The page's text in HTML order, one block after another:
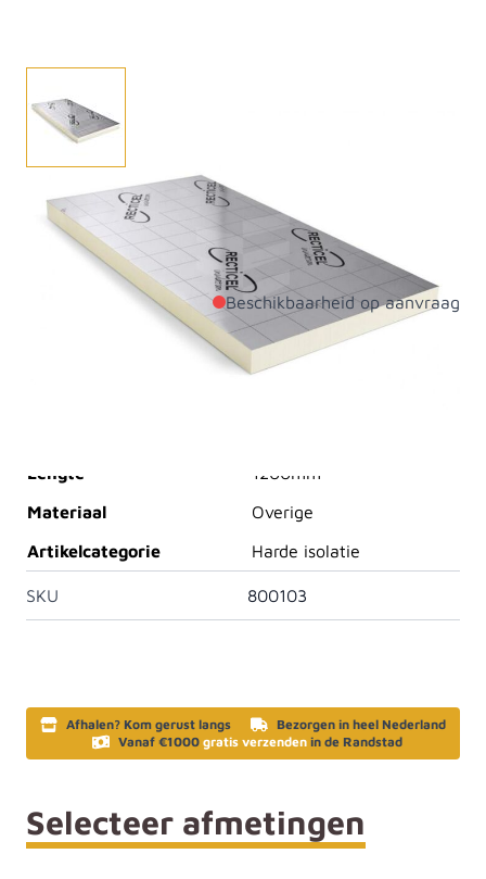
Recticel Eurothane Silver 30 mm (60x120 cm) is een
PIR-isolatieplaat met hoge isolatiewaarde voor
efficiënt isoleren met minimale opbouwhoogte.
Beschikbaarheid op aanvraag
Productdetails
Lengte
1200mm
Materiaal
Overige
Artikelcategorie
Harde isolatie
SKU 800103
Afhalen? Kom gerust langs
Bezorgen in heel Nederland
Vanaf €1000 gratis verzenden in de Randstad
Selecteer afmetingen